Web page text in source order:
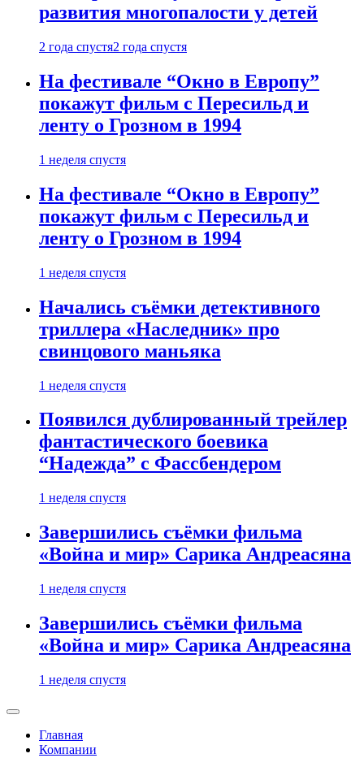
развития многопалости у детей
2 года спустя2 года спустя
На фестивале “Окно в Европу”
покажут фильм с Пересильд и
ленту о Грозном в 1994
1 неделя спустя
На фестивале “Окно в Европу”
покажут фильм с Пересильд и
ленту о Грозном в 1994
1 неделя спустя
Начались съёмки детективного
триллера «Наследник» про
свинцового маньяка
1 неделя спустя
Появился дублированный трейлер
фантастического боевика
“Надежда” с Фассбендером
1 неделя спустя
Завершились съёмки фильма
«Война и мир» Сарика Андреасяна
1 неделя спустя
Завершились съёмки фильма
«Война и мир» Сарика Андреасяна
1 неделя спустя
Главная
Компании